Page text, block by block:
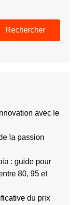
Rechercher
avec le
la passion
: guide pour
80, 95 et
du prix